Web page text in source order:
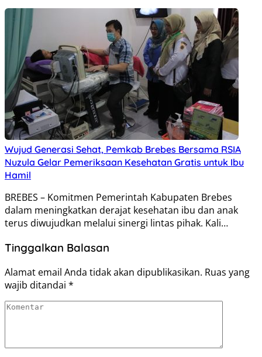
Wujud Generasi Sehat, Pemkab Brebes Bersama RSIA
Nuzula Gelar Pemeriksaan Kesehatan Gratis untuk Ibu
Hamil
BREBES – Komitmen Pemerintah Kabupaten Brebes
dalam meningkatkan derajat kesehatan ibu dan anak
terus diwujudkan melalui sinergi lintas pihak. Kali…
Tinggalkan Balasan
Alamat email Anda tidak akan dipublikasikan. Ruas yang
wajib ditandai *